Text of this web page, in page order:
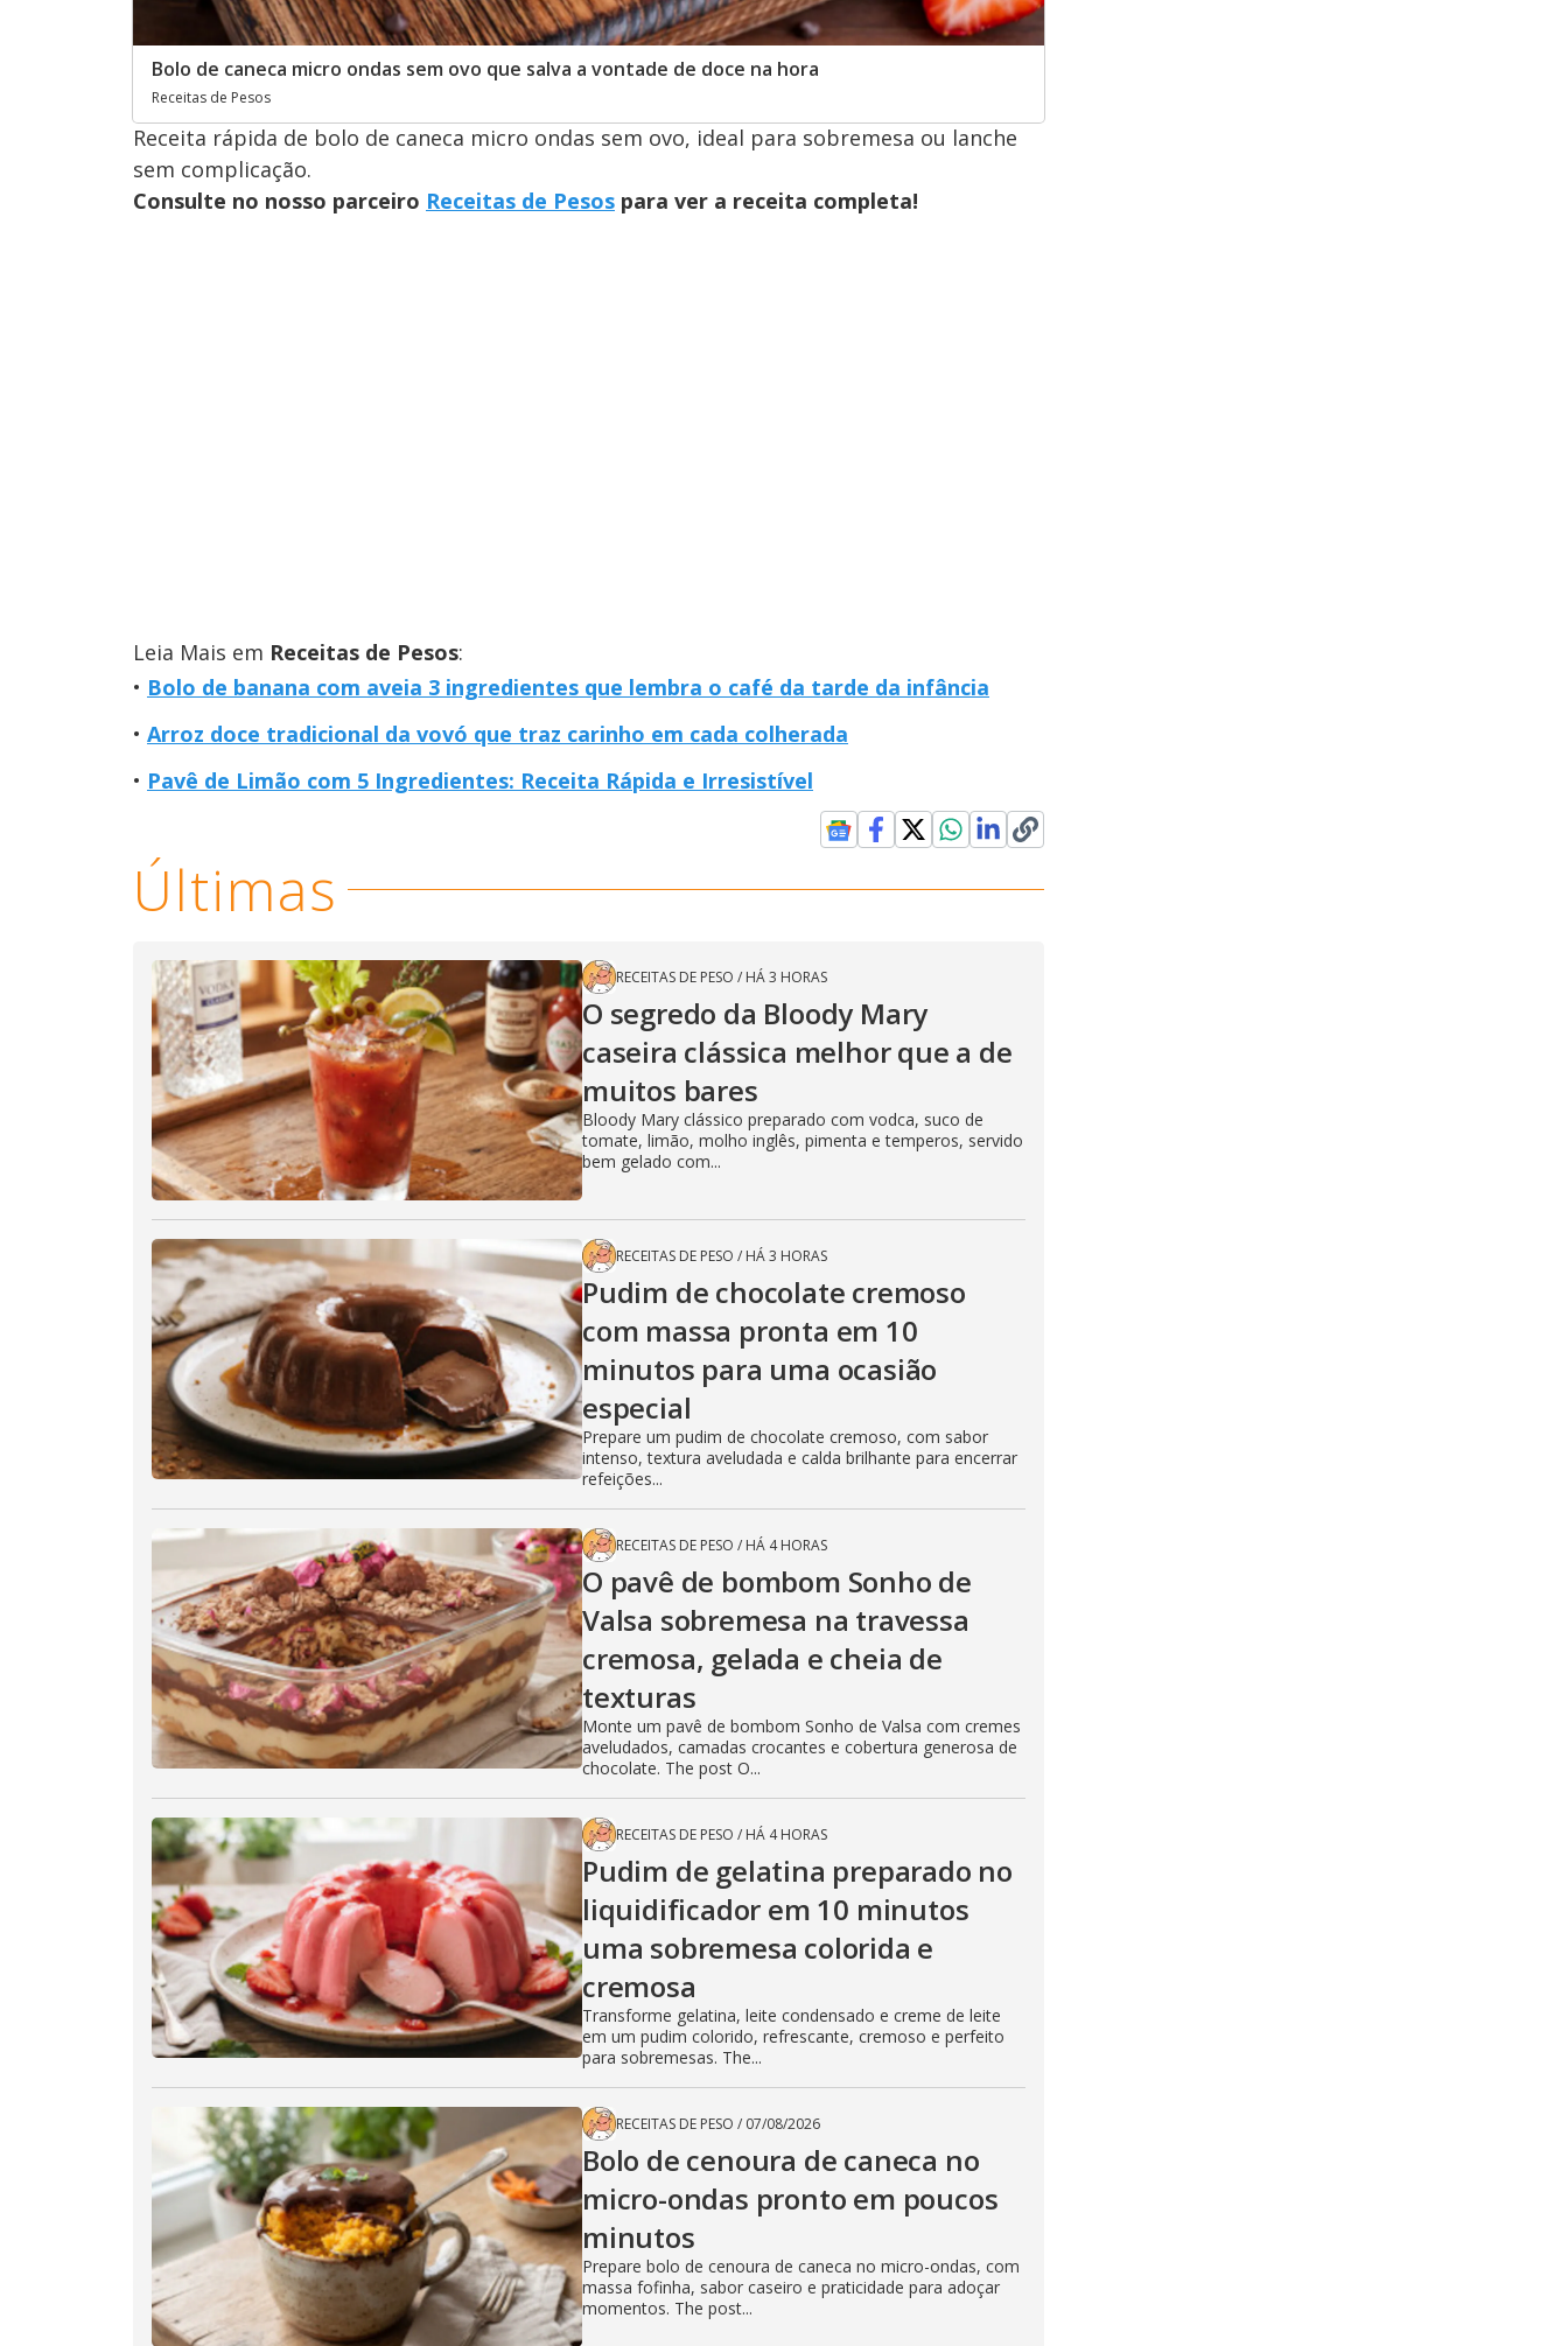
Bolo de caneca micro ondas sem ovo que salva a vontade de doce na hora
Receitas de Pesos
Receita rápida de bolo de caneca micro ondas sem ovo, ideal para sobremesa ou lanche
sem complicação.
Consulte no nosso parceiro Receitas de Pesos para ver a receita completa!
Leia Mais em Receitas de Pesos:
Bolo de banana com aveia 3 ingredientes que lembra o café da tarde da infância
Arroz doce tradicional da vovó que traz carinho em cada colherada
Pavê de Limão com 5 Ingredientes: Receita Rápida e Irresistível
Últimas
RECEITAS DE PESO / HÁ 3 HORAS
O segredo da Bloody Mary
caseira clássica melhor que a de
muitos bares
Bloody Mary clássico preparado com vodca, suco de
tomate, limão, molho inglês, pimenta e temperos, servido
bem gelado com...
RECEITAS DE PESO / HÁ 3 HORAS
Pudim de chocolate cremoso
com massa pronta em 10
minutos para uma ocasião
especial
Prepare um pudim de chocolate cremoso, com sabor
intenso, textura aveludada e calda brilhante para encerrar
refeições...
RECEITAS DE PESO / HÁ 4 HORAS
O pavê de bombom Sonho de
Valsa sobremesa na travessa
cremosa, gelada e cheia de
texturas
Monte um pavê de bombom Sonho de Valsa com cremes
aveludados, camadas crocantes e cobertura generosa de
chocolate. The post O...
RECEITAS DE PESO / HÁ 4 HORAS
Pudim de gelatina preparado no
liquidificador em 10 minutos
uma sobremesa colorida e
cremosa
Transforme gelatina, leite condensado e creme de leite
em um pudim colorido, refrescante, cremoso e perfeito
para sobremesas. The...
RECEITAS DE PESO / 07/08/2026
Bolo de cenoura de caneca no
micro-ondas pronto em poucos
minutos
Prepare bolo de cenoura de caneca no micro-ondas, com
massa fofinha, sabor caseiro e praticidade para adoçar
momentos. The post...